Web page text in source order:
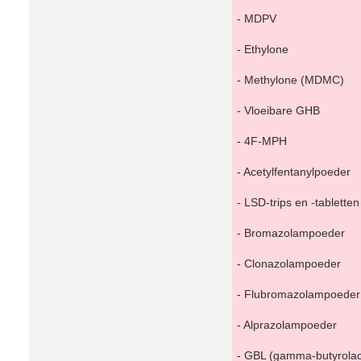
- MDPV
- Ethylone
- Methylone (MDMC)
- Vloeibare GHB
- 4F-MPH
- Acetylfentanylpoeder
- LSD-trips en -tabletten
- Bromazolampoeder
- Clonazolampoeder
- Flubromazolampoeder
- Alprazolampoeder
- GBL (gamma-